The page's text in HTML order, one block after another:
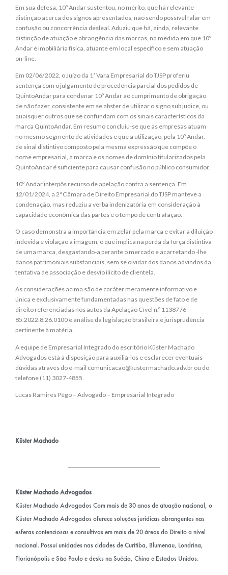
Em sua defesa, 10º Andar sustentou, no mérito, que há relevante
distinção acerca dos signos apresentados, não sendo possível falar em
confusão ou concorrência desleal. Aduziu que há, ainda, relevante
distinção de atuação e abrangência das marcas, na medida em que 10º
Andar é imobiliária física, atuante em local específico e sem atuação
on-line.
Em 02/06/2022, o Juízo da 1ª Vara Empresarial do TJSP proferiu
sentença com o julgamento de procedência parcial dos pedidos de
QuintoAndar para condenar 10º Andar ao cumprimento de obrigação
de não fazer, consistente em se abster de utilizar o signo sub judice, ou
quaisquer outros que se confundam com os sinais característicos da
marca QuintoAndar. Em resumo concluiu-se que as empresas atuam
no mesmo segmento de atividades e que a utilização, pela 10º Andar,
de sinal distintivo composto pela mesma expressão que compõe o
nome empresarial, a marca e os nomes de domínio titularizados pela
QuintoAndar é suficiente para causar confusão no público consumidor.
10º Andar interpôs recurso de apelação contra a sentença. Em
12/01/2024, a 2ª Câmara de Direito Empresarial do TJSP manteve a
condenação, mas reduziu a verba indenizatória em consideração à
capacidade econômica das partes e o tempo de contrafação.
O caso demonstra a importância em zelar pela marca e evitar a diluição
indevida e violação à imagem, o que implica na perda da força distintiva
de uma marca, desgastando-a perante o mercado e acarretando -lhe
danos patrimoniais substanciais, sem se olvidar dos danos advindos da
tentativa de associação e desvio ilícito de clientela.
As considerações acima são de caráter meramente informativo e
única e exclusivamente fundamentadas nas questões de fato e de
direito referenciadas nos autos da Apelação Cível n.º 1138776-
85.2022.8.26.0100 e análise da legislação brasileira e jurisprudência
pertinente à matéria.
A equipe de Empresarial Integrado do escritório Küster Machado
Advogados está à disposição para auxiliá-los e esclarecer eventuais
dúvidas através do e-mail comunicacao@kustermachado.adv.br ou do
telefone (11) 3027-4855.
Lucas Ramires Pêgo – Advogado – Empresarial Integrado
Küster Machado
Küster Machado Advogados
Küster Machado Advogados Com mais de 30 anos de atuação nacional, o
Küster Machado Advogados oferece soluções jurídicas abrangentes nas
esferas contenciosas e consultivas em mais de 20 áreas do Direito a nível
nacional. Possui unidades nas cidades de Curitiba, Blumenau, Londrina,
Florianópolis e São Paulo e desks na Suécia, China e Estados Unidos.